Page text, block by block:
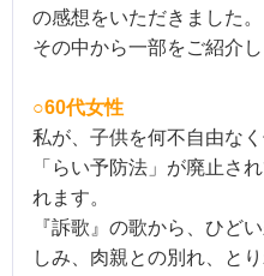
の感想をいただきました。
その中から一部をご紹介し
○60代女性
私が、子供を何不自由な
「らい予防法」が廃止さ
れます。
『訴歌』の歌から、ひど
しみ、肉親との別れ、と